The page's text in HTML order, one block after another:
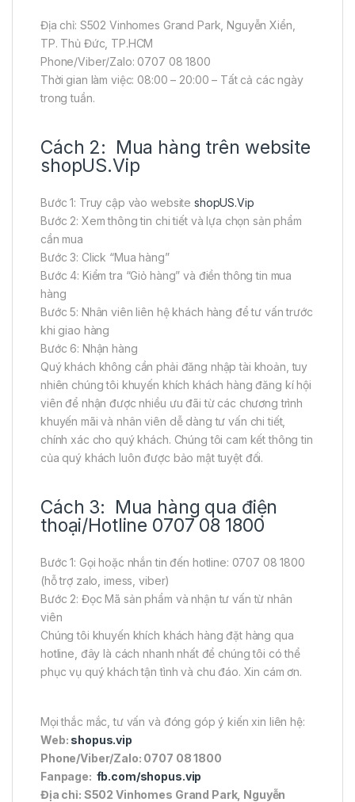
Địa chỉ: S502 Vinhomes Grand Park, Nguyễn Xiển,
TP. Thủ Đức, TP.HCM
Phone/Viber/Zalo: 0707 08 1800
Thời gian làm việc: 08:00 – 20:00 – Tất cả các ngày
trong tuần.
Cách 2: Mua hàng trên website
shopUS.Vip
Bước 1: Truy cập vào website shopUS.Vip
Bước 2: Xem thông tin chi tiết và lựa chọn sản phẩm
cần mua
Bước 3: Click “Mua hàng”
Bước 4: Kiểm tra “Giỏ hàng” và điền thông tin mua
hàng
Bước 5: Nhân viên liên hệ khách hàng để tư vấn trước
khi giao hàng
Bước 6: Nhận hàng
Quý khách không cần phải đăng nhập tài khoản, tuy
nhiên chúng tôi khuyến khích khách hàng đăng kí hội
viên để nhận được nhiều ưu đãi từ các chương trình
khuyến mãi và nhân viên dễ dàng tư vấn chi tiết,
chính xác cho quý khách. Chúng tôi cam kết thông tin
của quý khách luôn được bảo mật tuyệt đối.
Cách 3: Mua hàng qua điện
thoại/Hotline 0707 08 1800
Bước 1: Gọi hoặc nhắn tin đến hotline: 0707 08 1800
(hỗ trợ zalo, imess, viber)
Bước 2: Đọc Mã sản phẩm và nhận tư vấn từ nhân
viên
Chúng tôi khuyến khích khách hàng đặt hàng qua
hotline, đây là cách nhanh nhất để chúng tôi có thể
phục vụ quý khách tận tình và chu đáo. Xin cám ơn.
Mọi thắc mắc, tư vấn và đóng góp ý kiến xin liên hệ:
Web: shopus.vip
Phone/Viber/Zalo: 0707 08 1800
Fanpage: fb.com/shopus.vip
Địa chỉ: S502 Vinhomes Grand Park, Nguyễn